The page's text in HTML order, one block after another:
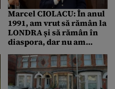
Marcel CIOLACU: În anul
1991, am vrut să rămân la
LONDRA și să rămân în
diaspora, dar nu am
reușit